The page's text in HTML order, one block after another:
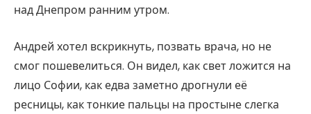
над Днепром ранним утром.
Андрей хотел вскрикнуть, позвать врача, но не
смог пошевелиться. Он видел, как свет ложится на
лицо Софии, как едва заметно дрогнули её
ресницы, как тонкие пальцы на простыне слегка